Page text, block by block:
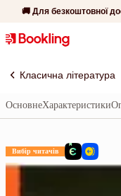
🚚 Для безкоштовної
Класична література
ОсновнеХарактеристики
Вибір читачів